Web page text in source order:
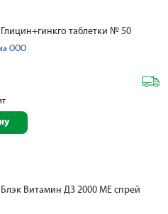
таблетки № 50
ООО
Витамин Д3 2000 МЕ спрей